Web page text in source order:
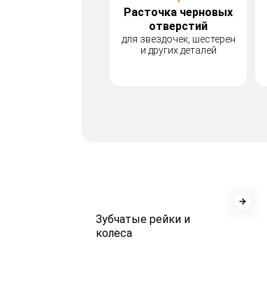
Расточка черновых
отверстий
для звездочек, шестерен
и других деталей
Зубчатые рейки и
колеса